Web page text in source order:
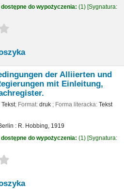
dostępne do wypożyczenia: (1) Sygnatura:
der Alliierten und
mit Einleitung,
Tekst; Format: druk ; Forma literacka: Tekst
: R. Hobbing, 1919
do wypożyczenia: (1) Sygnatura: